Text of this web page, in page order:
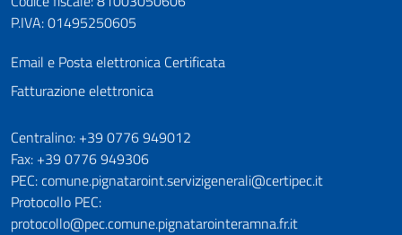
P.IVA: 01495250605
Email e Posta elettronica Certificata
Fatturazione elettronica
Numeri utili
Centralino: +39 0776 949012
Fax: +39 0776 949306
PEC: comune.pignataroint.servizigenerali@certipec.it
Protocollo PEC:
protocollo@pec.comune.pignatarointeramna.fr.it